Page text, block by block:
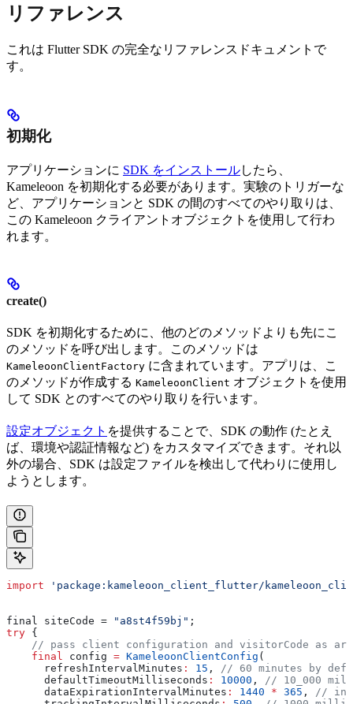
リファレンス
これは Flutter SDK の完全なリファレンスドキュメントで
す。
初期化
アプリケーションに SDK をインストールしたら、
Kameleoon を初期化する必要があります。実験のトリガーな
ど、アプリケーションと SDK の間のすべてのやり取りは、
この Kameleoon クライアントオブジェクトを使用して行わ
れます。
create()
SDK を初期化するために、他のどのメソッドよりも先にこ
のメソッドを呼び出します。このメソッドは
KameleoonClientFactory に含まれています。アプリは、こ
のメソッドが作成する KameleoonClient オブジェクトを使用
して SDK とのすべてのやり取りを行います。
設定オブジェクト を提供することで、SDK の動作 (たとえ
ば、環境や認証情報など) をカスタマイズできます。それ以
外の場合、SDK は設定ファイルを検出して代わりに使用し
ようとします。
import 'package:kameleoon_client_flutter/
final siteCode = "a8st4f59bj" ;
try {
// pass client configuration and visitorCode as
    final
config = KameleoonClientConfig (
      refreshIntervalMinutes
: 15 ,
// 60 minutes by
      defaultTimeoutMilliseconds
: 10000 ,
// 10_000
      dataExpirationIntervalMinutes
: 1440 * 365 ,
//